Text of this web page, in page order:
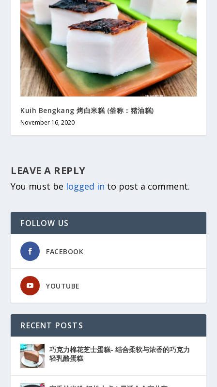
Kuih Bengkang 烤白米糕 (俗称：猪油糕)
November 16, 2020
LEAVE A REPLY
You must be logged in to post a comment.
FOLLOW US
FACEBOOK
YOUTUBE
RECENT POSTS
巧克力棉花芝士蛋糕- 结合柔软与浓香的巧克力
轻乳酪蛋糕